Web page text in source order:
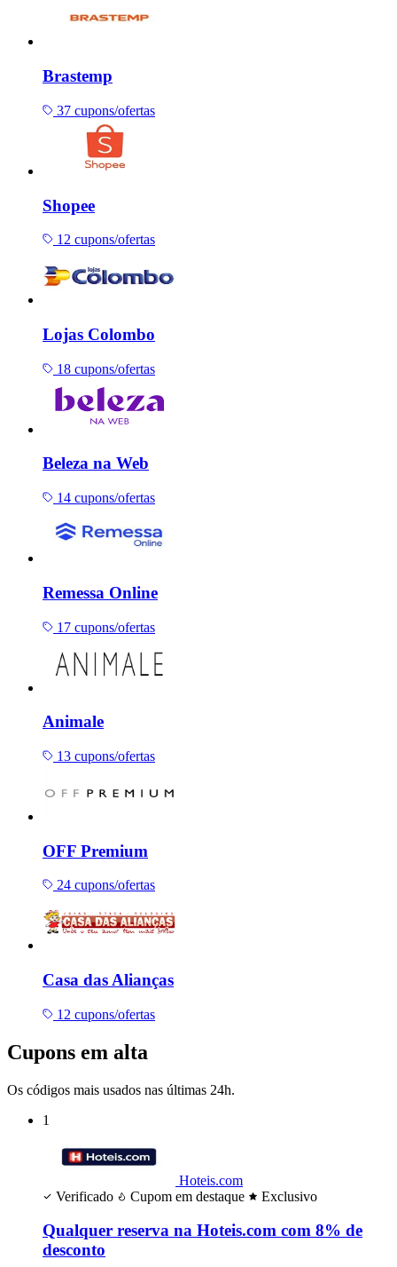
Brastemp
37 cupons/ofertas
Shopee
12 cupons/ofertas
Lojas Colombo
18 cupons/ofertas
Beleza na Web
14 cupons/ofertas
Remessa Online
17 cupons/ofertas
Animale
13 cupons/ofertas
OFF Premium
24 cupons/ofertas
Casa das Alianças
12 cupons/ofertas
Cupons em alta
Os códigos mais usados nas últimas 24h.
1
Hoteis.com
Verificado
Cupom em destaque Exclusivo
Qualquer reserva na Hoteis.com com 8% de
desconto